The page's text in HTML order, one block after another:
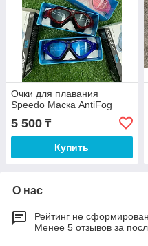
Очки для плавания
Speedo Маска AntiFog
5 500 ₸
Купить
О нас
Рейтинг не сформирован
Менее 5 отзывов за